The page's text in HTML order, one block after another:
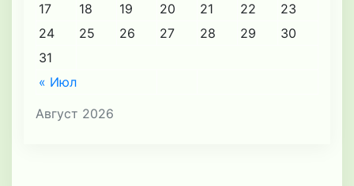
Август 2026
« Июл
17
18 19 20 21 22
23
24
25 26 27 28 29
30
31